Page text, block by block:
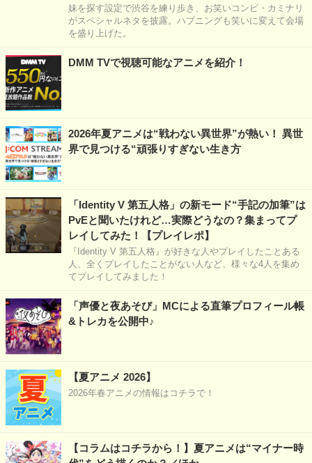
妹を探す設定で渋谷を練り歩き、お笑いコンビ・カミナリ
がスペシャルネタを披露。ハプニングも笑いに変えて会場
を盛り上げた。
DMM TVで視聴可能なアニメを紹介！
2026年夏アニメは“戦わない異世界”が熱い！ 異世
界で見つける“頑張りすぎない生き方
「Identity V 第五人格」の新モード“手記の加筆”は
PvEと聞いたけれど…実際どうなの？集まってプ
レイしてみた！【プレイレポ】
『Identity V 第五人格』が好きな人やプレイしたことある
人、全くプレイしたことがない人など、様々な4人を集め
てプレイしてみました！
「声優と夜あそび」MCによる直筆プロフィール帳
&トレカを公開中♪
【夏アニメ 2026】
2026年春アニメの情報はコチラで！
【コラムはコチラから！】夏アニメは“マイナー時